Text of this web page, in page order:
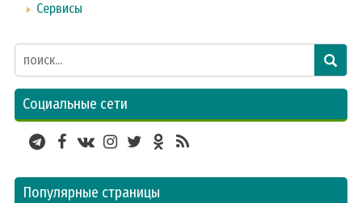
Сервисы
Социальные сети
Популярные страницы